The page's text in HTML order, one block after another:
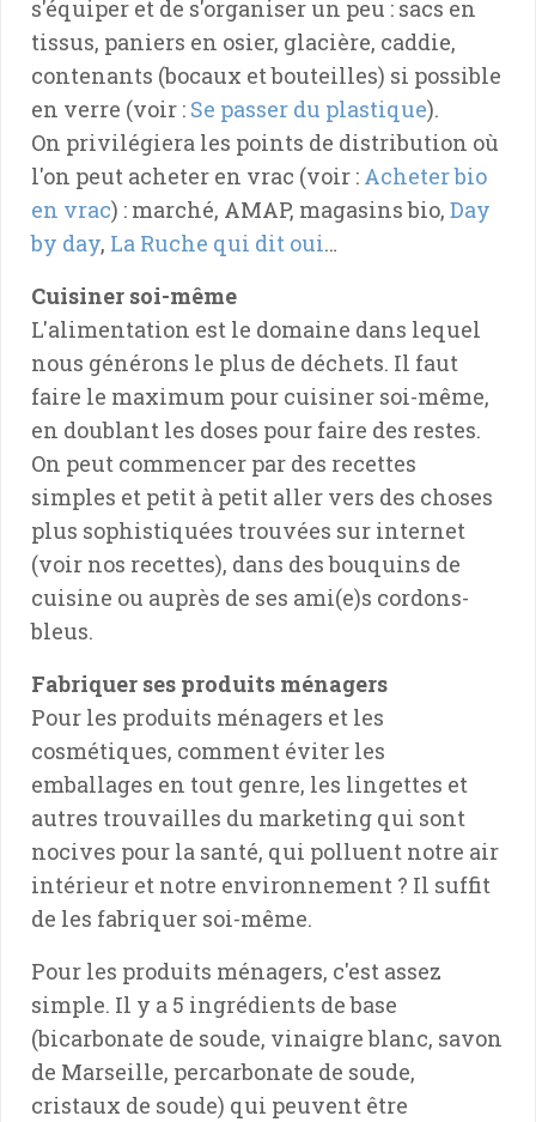
s'équiper et de s'organiser un peu : sacs en
tissus, paniers en osier, glacière, caddie,
contenants (bocaux et bouteilles) si possible
en verre (voir : Se passer du plastique).
On privilégiera les points de distribution où
l'on peut acheter en vrac (voir : Acheter bio
en vrac) : marché, AMAP, magasins bio, Day
by day, La Ruche qui dit oui…
Cuisiner soi-même
L'alimentation est le domaine dans lequel
nous générons le plus de déchets. Il faut
faire le maximum pour cuisiner soi-même,
en doublant les doses pour faire des restes.
On peut commencer par des recettes
simples et petit à petit aller vers des choses
plus sophistiquées trouvées sur internet
(voir nos recettes), dans des bouquins de
cuisine ou auprès de ses ami(e)s cordons-
bleus.
Fabriquer ses produits ménagers
Pour les produits ménagers et les
cosmétiques, comment éviter les
emballages en tout genre, les lingettes et
autres trouvailles du marketing qui sont
nocives pour la santé, qui polluent notre air
intérieur et notre environnement ? Il suffit
de les fabriquer soi-même.
Pour les produits ménagers, c'est assez
simple. Il y a 5 ingrédients de base
(bicarbonate de soude, vinaigre blanc, savon
de Marseille, percarbonate de soude,
cristaux de soude) qui peuvent être